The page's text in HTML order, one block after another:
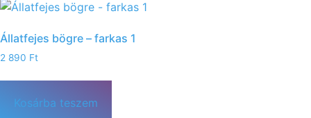
Állatfejes bögre – farkas 1
2 890 Ft
Kosárba teszem